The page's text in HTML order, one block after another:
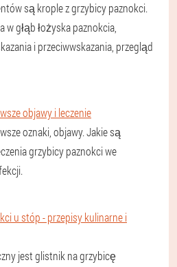
są krople z grzybicy paznokci.
w głąb łożyska paznokcia,
i przeciwwskazania, przegląd
objawy i leczenie
oznaki, objawy. Jakie są
grzybicy paznokci we
u stóp - przepisy kulinarne i
jest glistnik na grzybicę